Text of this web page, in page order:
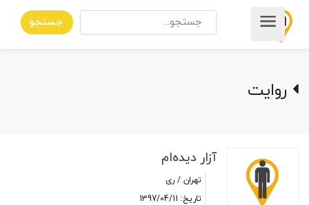
جستجو
روایت
آزار دیده‌ام
تهران / ری
تاریخ: 1397/04/11